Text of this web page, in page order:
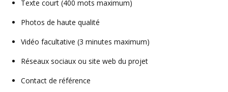
Texte court (400 mots maximum)
Photos de haute qualité
Vidéo facultative (3 minutes maximum)
Réseaux sociaux ou site web du projet
Contact de référence